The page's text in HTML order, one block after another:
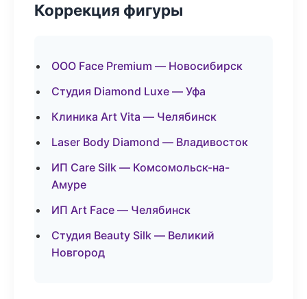
Коррекция фигуры
ООО Face Premium — Новосибирск
Студия Diamond Luxe — Уфа
Клиника Art Vita — Челябинск
Laser Body Diamond — Владивосток
ИП Care Silk — Комсомольск-на-
Амуре
ИП Art Face — Челябинск
Студия Beauty Silk — Великий
Новгород